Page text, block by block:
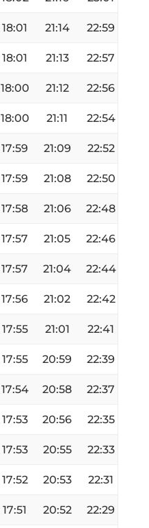
18:01 21:14 22:59
18:01 21:13 22:57
18:00 21:12 22:56
18:00 21:11 22:54
17:59 21:09 22:52
17:59 21:08 22:50
17:58 21:06 22:48
17:57 21:05 22:46
17:57 21:04 22:44
17:56 21:02 22:42
17:55 21:01 22:41
17:55 20:59 22:39
17:54 20:58 22:37
17:53 20:56 22:35
17:53 20:55 22:33
17:52 20:53 22:31
17:51 20:52 22:29